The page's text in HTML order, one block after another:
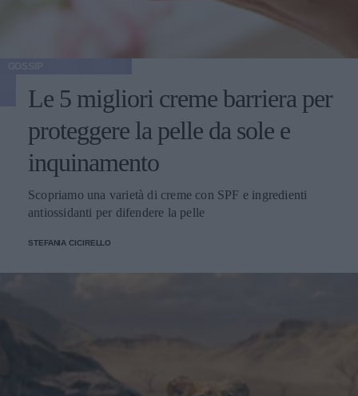
Le 5 migliori creme barriera per
proteggere la pelle da sole e
inquinamento
Scopriamo una varietà di creme con SPF e ingredienti
antiossidanti per difendere la pelle
STEFANIA CICIRELLO